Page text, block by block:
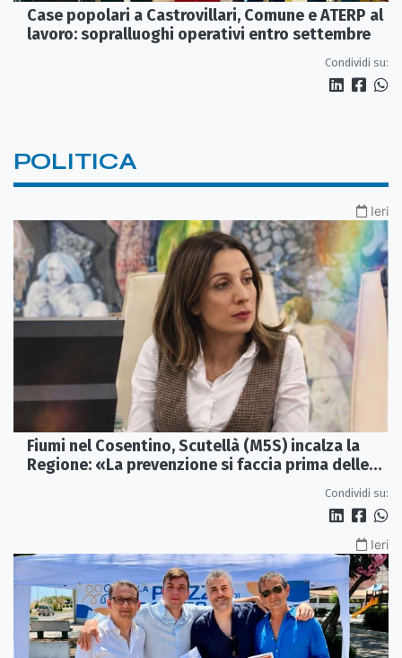
Case popolari a Castrovillari, Comune e ATERP al
lavoro: sopralluoghi operativi entro settembre
Condividi su:
POLITICA
Ieri
Fiumi nel Cosentino, Scutellà (M5S) incalza la
Regione: «La prevenzione si faccia prima delle
Condividi su:
Ieri